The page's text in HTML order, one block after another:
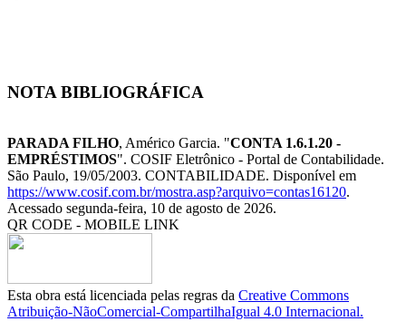
NOTA BIBLIOGRÁFICA
PARADA FILHO, Américo Garcia. "CONTA 1.6.1.20 -
EMPRÉSTIMOS". COSIF Eletrônico - Portal de Contabilidade.
São Paulo, 19/05/2003. CONTABILIDADE. Disponível em
https://www.cosif.com.br/mostra.asp?arquivo=contas16120.
Acessado segunda-feira, 10 de agosto de 2026.
QR CODE - MOBILE LINK
Esta obra está licenciada pelas regras da Creative Commons
Atribuição-NãoComercial-CompartilhaIgual 4.0 Internacional.